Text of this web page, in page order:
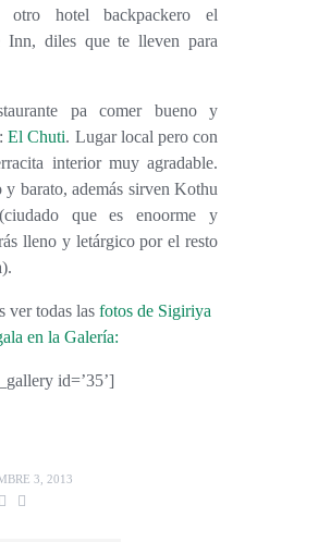
otro hotel backpackero el
Inn, diles que te lleven para
:El Chuti. Lugar local pero con
interior muy agradable.
y barato, además sirven Kothu
que es enoorme y
lleno y letárgico por el resto
ver todas las fotos de Sigiriya
en la Galería:
id=’35’]
3, 2013